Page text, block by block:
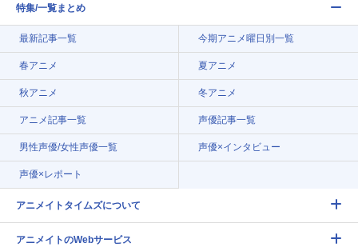
特集/一覧まとめ
最新記事一覧 今期アニメ曜日別一覧
春アニメ 夏アニメ
秋アニメ 冬アニメ
アニメ記事一覧 声優記事一覧
男性声優/女性声優一覧 声優×インタビュー
声優×レポート
アニメイトタイムズについて
アニメイトのWebサービス